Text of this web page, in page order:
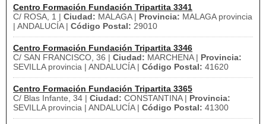
Centro Formación Fundación Tripartita 3341
C/ ROSA, 1 | Ciudad: MALAGA | Provincia: MALAGA provincia
| ANDALUCÍA | Código Postal: 29010
Centro Formación Fundación Tripartita 3346
C/ SAN FRANCISCO, 36 | Ciudad: MARCHENA | Provincia:
SEVILLA provincia | ANDALUCÍA | Código Postal: 41620
Centro Formación Fundación Tripartita 3365
C/ Blas Infante, 34 | Ciudad: CONSTANTINA | Provincia:
SEVILLA provincia | ANDALUCÍA | Código Postal: 41300